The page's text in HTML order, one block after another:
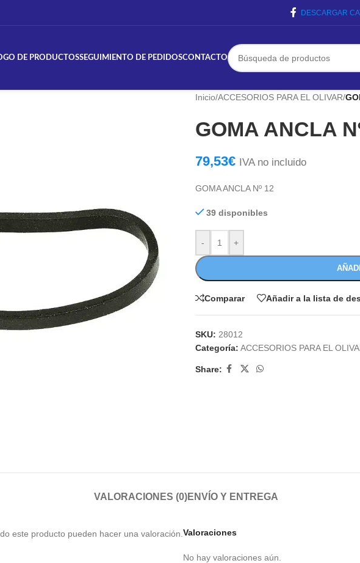
DESCARGAR
DE PRODUCTOSSEGUIMIENTO DE PEDIDOSCONTACTO
Inicio/ACCESORIOS PARA EL OLIVAR/
GOMA ANCLA
79,53€ IVA no incluido
GOMA ANCLA Nº 12
39 disponibles
- +
Comparar Añadir a la lista de
SKU: 28012
Categoría: ACCESORIOS PARA EL
Share:
VALORACIONES (0)ENVÍO Y ENTREGA
Valoraciones
No hay valoraciones aún.
este producto pueden hacer una valoración.